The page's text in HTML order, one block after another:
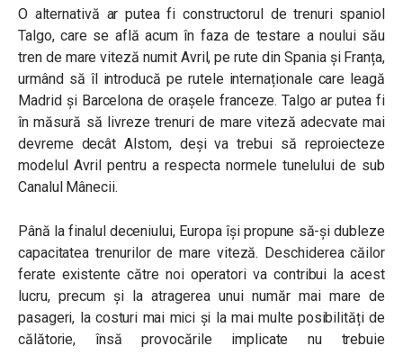
O alternativă ar putea fi constructorul de trenuri spaniol
Talgo, care se află acum în faza de testare a noului său
tren de mare viteză numit Avril, pe rute din Spania și Franța,
urmând să îl introducă pe rutele internaționale care leagă
Madrid și Barcelona de orașele franceze. Talgo ar putea fi
în măsură să livreze trenuri de mare viteză adecvate mai
devreme decât Alstom, deși va trebui să reproiecteze
modelul Avril pentru a respecta normele tunelului de sub
Canalul Mânecii.
Până la finalul deceniului, Europa își propune să-și dubleze
capacitatea trenurilor de mare viteză. Deschiderea căilor
ferate existente către noi operatori va contribui la acest
lucru, precum și la atragerea unui număr mai mare de
pasageri, la costuri mai mici și la mai multe posibilități de
călătorie, însă provocările implicate nu trebuie